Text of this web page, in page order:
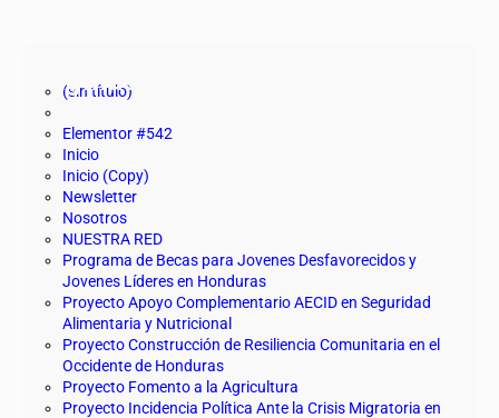
Páginas
(sin título)
Elementor #542
Inicio
Inicio (Copy)
Newsletter
Nosotros
NUESTRA RED
Programa de Becas para Jovenes Desfavorecidos y
Jovenes Líderes en Honduras
Proyecto Apoyo Complementario AECID en Seguridad
Alimentaria y Nutricional
Proyecto Construcción de Resiliencia Comunitaria en el
Occidente de Honduras
Proyecto Fomento a la Agricultura
Proyecto Incidencia Política Ante la Crisis Migratoria en